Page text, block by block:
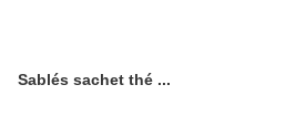
Sablés sachet thé ...